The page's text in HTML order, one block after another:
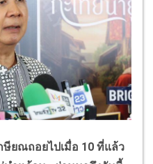
ณถอยไปเมื่อ 10 ที่แล้ว